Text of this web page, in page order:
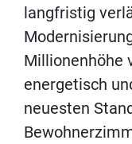
langfristig
Millionenhöhe
energetisch
neuesten